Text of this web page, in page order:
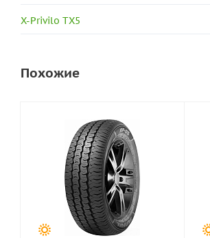
X-Privilo TX5
Похожие